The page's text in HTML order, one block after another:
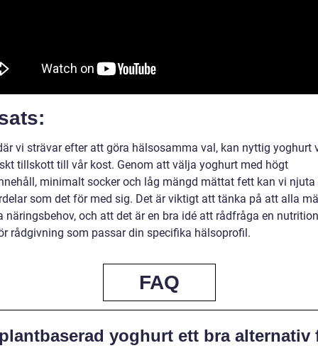
vi strävar efter att göra hälsosamma val, kan nyttig yoghurt
tillskott till vår kost. Genom att välja yoghurt med högt
minimalt socker och låg mängd mättat fett kan vi njuta
som det för med sig. Det är viktigt att tänka på att alla
näringsbehov, och att det är en bra idé att rådfråga en
rådgivning som passar din specifika hälsoprofil.
FAQ
yoghurt ett bra alternativ